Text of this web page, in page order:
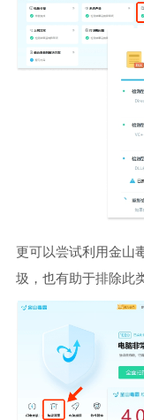
更可以尝试利用金山
圾，也有助于排除此